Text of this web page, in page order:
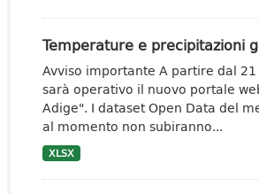
Temperature e precipitazioni
Avviso importante A partire dal
sarà operativo il nuovo portale
Adige". I dataset Open Data del
al momento non subiranno...
XLSX